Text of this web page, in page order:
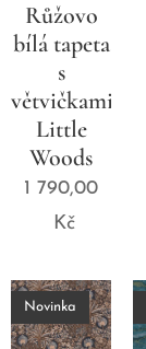
Růžovo
bílá tapeta
s
větvičkami
Little
Woods
1 790,00
Kč
Novinka